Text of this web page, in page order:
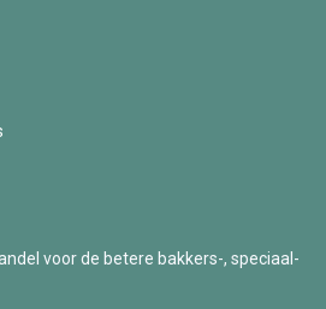
voor de betere bakkers-, speciaal-